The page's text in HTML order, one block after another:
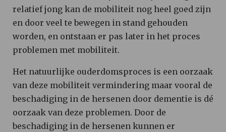
relatief jong kan de mobiliteit nog heel goed zijn
en door veel te bewegen in stand gehouden
worden, en ontstaan er pas later in het proces
problemen met mobiliteit.
Het natuurlijke ouderdomsproces is een oorzaak
van deze mobiliteit vermindering maar vooral de
beschadiging in de hersenen door dementie is dé
oorzaak van deze problemen. Door de
beschadiging in de hersenen kunnen er